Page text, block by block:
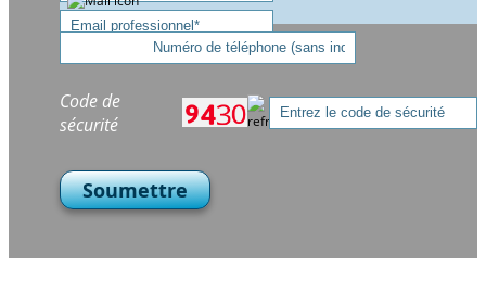
Code de
sécurité
Soumettre